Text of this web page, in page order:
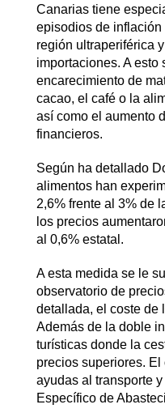
Canarias tiene
episodios de
región ultraperiférica
importaciones. A esto
encarecimiento de
cacao, el café o la
así como el aumento
financieros.
Según ha detallado
alimentos han
2,6% frente al 3% de
los precios
al 0,6% estatal.
A esta medida se le
observatorio de
detallada, el coste de
Además de la doble
turísticas donde la
precios superiores.
ayudas al transporte
Específico de